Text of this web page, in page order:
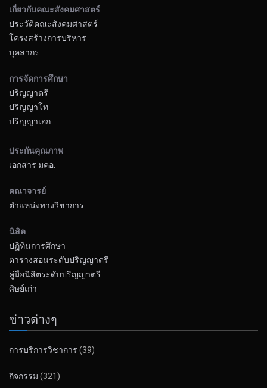
เกี่ยวกับคณะสังคมศาสตร์
ประวัติคณะสังคมศาสตร์
โครงสร้างการบริหาร
บุคลากร
การจัดการศึกษา
ปริญญาตรี
ปริญญาโท
ปริญญาเอก
ประกันคุณภาพ
เอกสาร มคอ.
คณาจารย์
ตำแหน่งทางวิชาการ
นิสิต
ปฏิทินการศึกษา
ตารางสอนระดับปริญญาตรี
คู่มือนิสิตระดับปริญญาตรี
ศิษย์เก่า
ข่าวต่างๆ
การบริการวิชาการ (39)
กิจกรรม (321)